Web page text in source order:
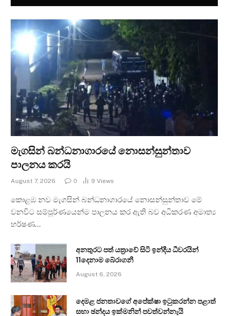
මැගසින් බන්ධනාගාරයේ නොසන්සුන්තාව
පාලනය කරයි
August 7, 2026 0 9 Views
කොළඹ නව මැගසින් බන්ධනාගාරයේ නොසන්සුන්තාව මේ
වනවිට සම්පූර්ණයෙන්ම පාලනය කර ඇති බව අධිකරණ අමාත්‍ය
හර්ෂණ…
අනතුරට පත් යත්‍රාවේ සිටි ඉන්දීය ධීවරයින්
11දෙනාම බේරාගනී
August 6, 2026
දෙමළ ජනතාවගේ අපේක්ෂා ඉටුකරන්න පළාත්
සභා ඡන්දය ඉක්මනින් පවත්වන්නැයි